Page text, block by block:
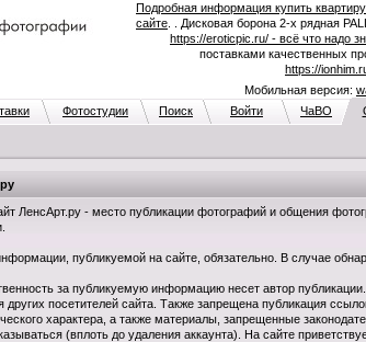
Подробная информация купить
сайте . . Дисковая борона 2-х рядная
https://eroticpic.ru/ - всё что надо
поставками качественных
https://
Мобильная версия:
Фотостудии Поиск Войти ЧаВО
ЛенсАрт.ру - место публикации фотографий и общения
публикуемой на сайте, обязательно. В случае
за публикуемую информацию несет автор
других посетителей сайта. Также запрещена публикация
характера, а также материалы, запрещенные
(вплоть до удаления аккаунта). На сайте